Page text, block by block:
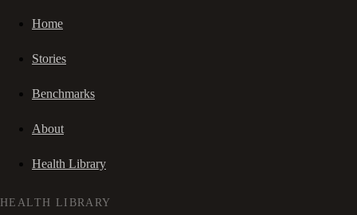
Home
Stories
Benchmarks
About
Health Library
HEALTH LIBRARY